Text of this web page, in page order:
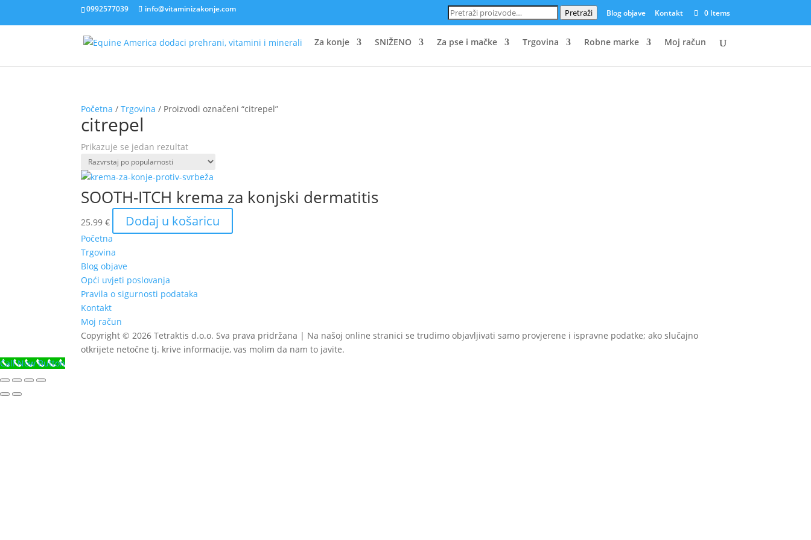
0992577039 info@vitaminizakonje.com Pretraži: Pretraži Blog objave Kontakt 0 Items
Za konje SNIŽENO Za pse i mačke Trgovina Robne marke Moj račun
Početna /Trgovina / Proizvodi označeni “citrepel”
citrepel
Prikazuje se jedan rezultat
SOOTH-ITCH krema za konjski dermatitis
25.99€ Dodaj u košaricu
Početna
Trgovina
Blog objave
Opći uvjeti poslovanja
Pravila o sigurnosti podataka
Kontakt
Moj račun
Copyright © 2026 Tetraktis d.o.o. Sva prava pridržana | Na našoj online stranici se trudimo objavljivati samo provjerene i ispravne podatke; ako slučajno
otkrijete netočne tj. krive informacije, vas molim da nam to javite.
Call Now Button